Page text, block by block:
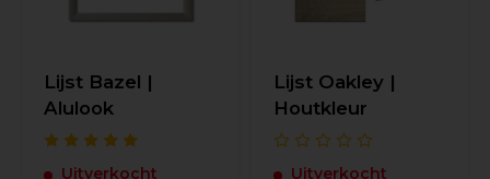
Lijst Bazel |
Alulook
Uitverkocht
Lijst Oakley |
Houtkleur
Uitverkocht